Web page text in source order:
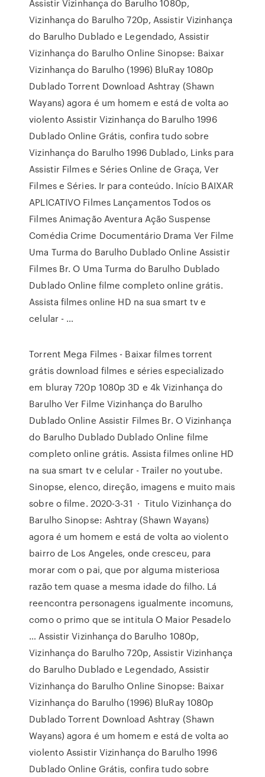
Assistir Vizinhança do Barulho 1080p,
Vizinhança do Barulho 720p, Assistir Vizinhança
do Barulho Dublado e Legendado, Assistir
Vizinhança do Barulho Online Sinopse: Baixar
Vizinhança do Barulho (1996) BluRay 1080p
Dublado Torrent Download Ashtray (Shawn
Wayans) agora é um homem e está de volta ao
violento Assistir Vizinhança do Barulho 1996
Dublado Online Grátis, confira tudo sobre
Vizinhança do Barulho 1996 Dublado, Links para
Assistir Filmes e Séries Online de Graça, Ver
Filmes e Séries. Ir para conteúdo. Início BAIXAR
APLICATIVO Filmes Lançamentos Todos os
Filmes Animação Aventura Ação Suspense
Comédia Crime Documentário Drama Ver Filme
Uma Turma do Barulho Dublado Online Assistir
Filmes Br. O Uma Turma do Barulho Dublado
Dublado Online filme completo online grátis.
Assista filmes online HD na sua smart tv e
celular - …
Torrent Mega Filmes - Baixar filmes torrent
grátis download filmes e séries especializado
em bluray 720p 1080p 3D e 4k Vizinhança do
Barulho Ver Filme Vizinhança do Barulho
Dublado Online Assistir Filmes Br. O Vizinhança
do Barulho Dublado Dublado Online filme
completo online grátis. Assista filmes online HD
na sua smart tv e celular - Trailer no youtube.
Sinopse, elenco, direção, imagens e muito mais
sobre o filme. 2020-3-31 · Titulo Vizinhança do
Barulho Sinopse: Ashtray (Shawn Wayans)
agora é um homem e está de volta ao violento
bairro de Los Angeles, onde cresceu, para
morar com o pai, que por alguma misteriosa
razão tem quase a mesma idade do filho. Lá
reencontra personagens igualmente incomuns,
como o primo que se intitula O Maior Pesadelo
… Assistir Vizinhança do Barulho 1080p,
Vizinhança do Barulho 720p, Assistir Vizinhança
do Barulho Dublado e Legendado, Assistir
Vizinhança do Barulho Online Sinopse: Baixar
Vizinhança do Barulho (1996) BluRay 1080p
Dublado Torrent Download Ashtray (Shawn
Wayans) agora é um homem e está de volta ao
violento Assistir Vizinhança do Barulho 1996
Dublado Online Grátis, confira tudo sobre